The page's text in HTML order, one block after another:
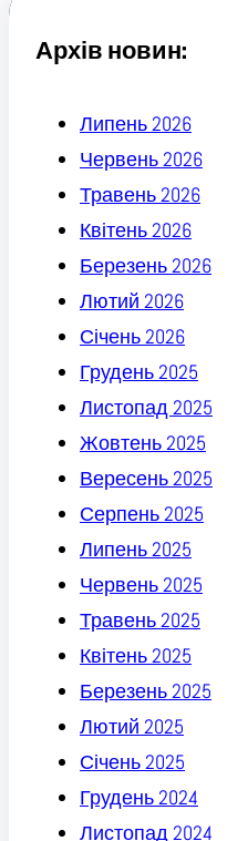
Архів новин:
Липень 2026
Червень 2026
Травень 2026
Квітень 2026
Березень 2026
Лютий 2026
Січень 2026
Грудень 2025
Листопад 2025
Жовтень 2025
Вересень 2025
Серпень 2025
Липень 2025
Червень 2025
Травень 2025
Квітень 2025
Березень 2025
Лютий 2025
Січень 2025
Грудень 2024
Листопад 2024